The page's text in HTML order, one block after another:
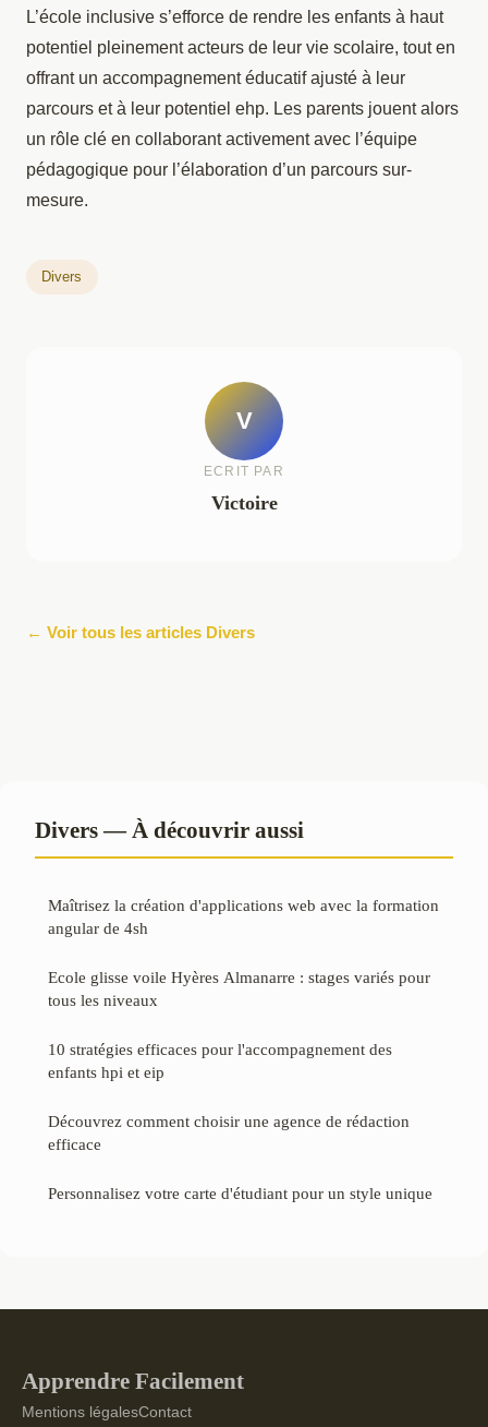
L’école inclusive s’efforce de rendre les enfants à haut
potentiel pleinement acteurs de leur vie scolaire, tout en
offrant un accompagnement éducatif ajusté à leur
parcours et à leur potentiel ehp. Les parents jouent alors
un rôle clé en collaborant activement avec l’équipe
pédagogique pour l’élaboration d’un parcours sur-
mesure.
Divers
V
ECRIT PAR
Victoire
← Voir tous les articles Divers
Divers — À découvrir aussi
Maîtrisez la création d'applications web avec la formation
angular de 4sh
Ecole glisse voile Hyères Almanarre : stages variés pour
tous les niveaux
10 stratégies efficaces pour l'accompagnement des
enfants hpi et eip
Découvrez comment choisir une agence de rédaction
efficace
Personnalisez votre carte d'étudiant pour un style unique
Apprendre Facilement
Mentions légalesContact